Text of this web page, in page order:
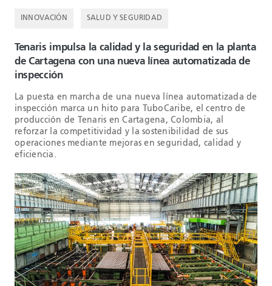
INNOVACIÓN SALUD Y SEGURIDAD
Tenaris impulsa la calidad y la seguridad en la planta
de Cartagena con una nueva línea automatizada de
inspección
La puesta en marcha de una nueva línea automatizada de
inspección marca un hito para TuboCaribe, el centro de
producción de Tenaris en Cartagena, Colombia, al
reforzar la competitividad y la sostenibilidad de sus
operaciones mediante mejoras en seguridad, calidad y
eficiencia.